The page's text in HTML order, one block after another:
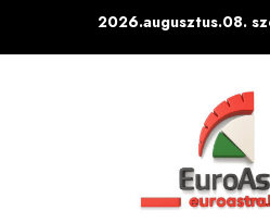
2026.augusztus.08.